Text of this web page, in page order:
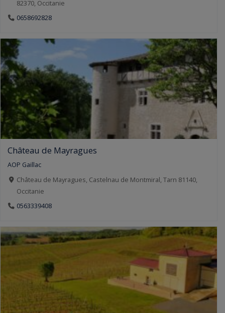
82370, Occitanie
0658692828
Château de Mayragues
AOP Gaillac
Château de Mayragues, Castelnau de Montmiral, Tarn 81140,
Occitanie
0563339408